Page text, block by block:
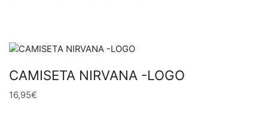
CAMISETA NIRVANA -LOGO
16,95€